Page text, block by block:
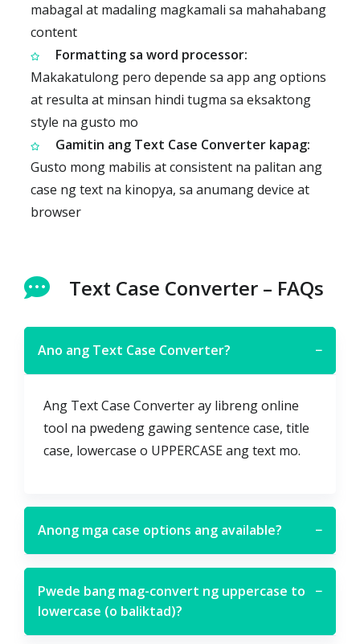
mabagal at madaling magkamali sa mahahabang
content
Formatting sa word processor:
Makakatulong pero depende sa app ang options
at resulta at minsan hindi tugma sa eksaktong
style na gusto mo
Gamitin ang Text Case Converter kapag:
Gusto mong mabilis at consistent na palitan ang
case ng text na kinopya, sa anumang device at
browser
Text Case Converter – FAQs
Ano ang Text Case Converter? −
Ang Text Case Converter ay libreng online
tool na pwedeng gawing sentence case, title
case, lowercase o UPPERCASE ang text mo.
Anong mga case options ang available? −
Pwede bang mag-convert ng uppercase to
lowercase (o baliktad)?
−